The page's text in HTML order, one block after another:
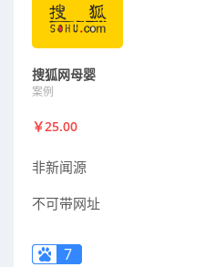
搜狐网母婴
案例
￥25.00
非新闻源
不可带网址
7